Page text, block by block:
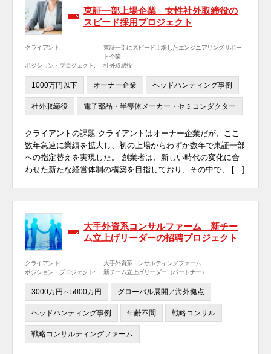
東証一部上場企業 女性社外取締役の
スピード採用プロジェクト
クライアント:
東証一部にスピード上場したエンジニアリングサポー
ト企業
ポジション・プロジェクト:
社外取締役
1000万円以下 オーナー企業 ヘッドハンティング事例
社外取締役 電子部品・半導体メーカー・セミコンダクター
クライアントの課題 クライアントはオーナー企業だが、ここ
数年急速に業績を拡大し、初の上場からわずか数年で東証一部
への指定替えを実現した。 創業者は、新しい時代の変化に合
わせた新たな経営体制の構築を目指しており、その中で、 […]
大手外資系コンサルファーム 新チー
ム立上げリーダーの招聘プロジェクト
クライアント:
大手外資系コンサルティングファーム
ポジション・プロジェクト:
新チーム立上げリーダー（パートナー）
3000万円～5000万円 グローバル展開／海外拠点
ヘッドハンティング事例 年齢不問 戦略コンサル
戦略コンサルティングファーム